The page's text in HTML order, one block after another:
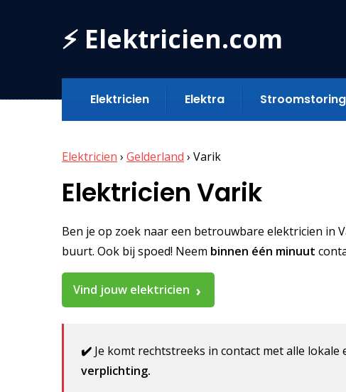
⚡ Elektricien.com
Elektricien Elektra Stroomstoring
Elektricien › Gelderland › Varik
Elektricien Varik
Ben je op zoek naar een betrouwbare elektricien in
buurt. Ook bij spoed! Neem binnen één minuut
Vind jouw elektricien
✔️ Je komt rechtstreeks in contact met alle
verplichting.